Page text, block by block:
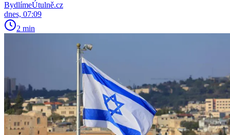
BydlímeÚtulně.cz
dnes, 07:09
2 min